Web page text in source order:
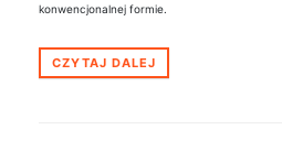
konwencjonalnej formie.
CZYTAJ DALEJ